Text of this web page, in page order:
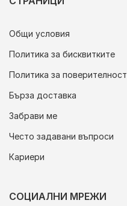
Общи условия
Политика за бисквитките
Политика за поверителност
Бърза доставка
Забрави ме
Често задавани въпроси
Кариери
СОЦИАЛНИ МРЕЖИ